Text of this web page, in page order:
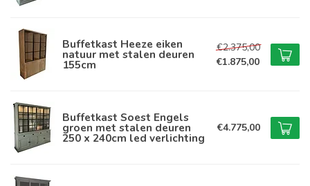
Buffetkast Heeze eiken
natuur met stalen deuren
155cm
€2.375,00
€1.875,00
Buffetkast Soest Engels
groen met stalen deuren
250 x 240cm led verlichting
€4.775,00